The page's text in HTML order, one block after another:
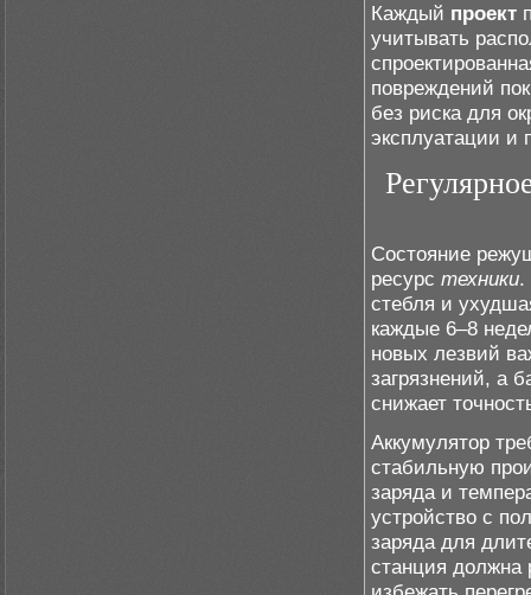
Каждый проект
учитывать
повреждений
без риска для
эксплуатации и
Состояние
ресурс техники.
стебля и
каждые 6–8
новых лезвий
загрязнений, а
снижает
Аккумулятор
стабильную
заряда и
устройство с
заряда для
станция должна